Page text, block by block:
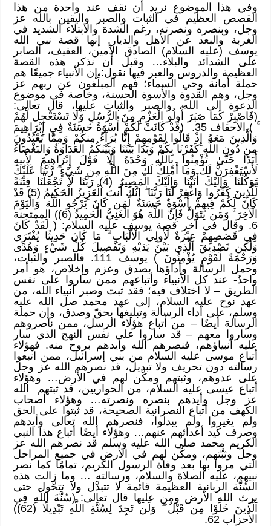
وفي هذا الموضوع نريد أن نقف عند واحدة من هذا
القصص العظيم في الثبات والصبر واليقين بالله عز
وجل، وبنصره ونصرته، رغم الشدة والابتلاء الشديد في
الغربة والبعد عن الأهل والديار. إنها قصة نبي الله
يوسف (عليه السلام) الصادق الأمين، العفيف، الصابر
على الشدائد والبلاء… وقبل أن نذكر هذه القصة
العظيمة والدروس والعبر فيها نقول: إن الأنبياء جميعًا هم
حملة أمانة وحي السماء؛ فهم المبلِّغون عن ربهم عز
وجل، وهم القدوة والأسوة الحسنة، وخاصة في موضوع
الدعوة إلى الله، والصبر والثبات عليها، قال تعالى:
(فَاصْبِرْ كَمَا صَبَرَ أُولُو الْعَزْمِ مِنَ الرُّسُلِ وَلَا تَسْتَعْجِل لَّهُمْ
ۚ ) الأحقاف 35. (قَدْ كَانَتْ لَكُمْ أُسْوَةٌ حَسَنَةٌ فِي إِبْرَاهِيمَ
وَالَّذِينَ مَعَهُ إِذْ قَالُوا لِقَوْمِهِمْ إِنَّا بُرَآءُ مِنكُمْ وَمِمَّا تَعْبُدُونَ
مِن دُونِ اللَّهِ كَفَرْنَا بِكُمْ وَبَدَا بَيْنَنَا وَبَيْنَكُمُ الْعَدَاوَةُ وَالْبَغْضَاءُ
أَبَدًا حَتَّىٰ تُؤْمِنُوا بِاللَّهِ وَحْدَهُ إِلَّا قَوْلَ إِبْرَاهِيمَ لِأَبِيهِ
لَأَسْتَغْفِرَنَّ لَكَ وَمَا أَمْلِكُ لَكَ مِنَ اللَّهِ مِن شَيْءٍ ۖ رَّبَّنَا عَلَيْكَ
تَوَكَّلْنَا وَإِلَيْكَ أَنَبْنَا وَإِلَيْكَ الْمَصِيرُ (4) رَبَّنَا لَا تَجْعَلْنَا فِتْنَةً
لِّلَّذِينَ كَفَرُوا وَاغْفِرْ لَنَا رَبَّنَا ۖ إِنَّكَ أَنتَ الْعَزِيزُ الْحَكِيمُ (5) قَدْ
كَانَ لَكُمْ فِيهِمْ أُسْوَةٌ حَسَنَةٌ لِّمَن كَانَ يَرْجُو اللَّهَ وَالْيَوْمَ
الْآخِرَ ۚ وَمَن يَتَوَلَّ فَإِنَّ اللَّهَ هُوَ الْغَنِيُّ الْحَمِيدُ (6)) الممتحنة
6. وقال في آخر قصة يوسف عليه السلام: ( لَقَدْ كَانَ
فِي قَصَصِهِمْ عِبْرَةٌ لِّأُولِي الْأَلْبَابِ ۗ مَا كَانَ حَدِيثًا يُفْتَرَىٰ
وَلَٰكِن تَصْدِيقَ الَّذِي بَيْنَ يَدَيْهِ وَتَفْصِيلَ كُلِّ شَيْءٍ وَهُدًى
وَرَحْمَةً لِّقَوْمٍ يُؤْمِنُونَ ) يوسف 111. فالصبر والثبات،
وحمل الرسالة وأداؤها بصدق وعزم وإخلاص، هو أمر
واحدٌ- عند كل الأنبياء وأتباعهم ممن ساروا على نفس
الطريق – لا اختلاف فيه؛ فقد ثبت وصبر أنبياء الله، من
عهد نوح عليه السلام، إلى عهد محمد صل الله عليه
وسلم، على أداء الرسالة وتبليغها بحقّ وصدق، وإن حملة
الرسالة أيضًا – من أتباع هؤلاء الرسل، ممن ناصروهم
وساروا معهم – قد ساروا على نفس النهج الذي سار
عليه أنبياؤهم، فنصرهم الله وأيدهم بروح منه. فهؤلاء
أتباع موسى عليه السلام من بني إسرائيل، ممن اتبعوا
رسالته دون تحريف ولا تبديل، قد نصرهم الله عز وجل
على عدوهم، وثبتهم ومكّن لهم في الأرض… وهؤلاء
أتباع عيسى عليه السلام، من الحواريين، قد ثبتهم الله
عز وجل وأيدهم بنصره ونصرته… وهؤلاء أصحاب
الكهف من أتباع النصرانية الصحيحة، قد ثبتوا على الحق
ولم يغيروا ولم يبدلوا، فنصرهم الله تعالى وأيدهم
وصرف كيد أعدائهم عنهم… وهؤلاء أيضًا أتباع هذا النبي
الكريم محمد صلى الله عليه وسلم قد نصرهم الله عز
وجل وثبَّتهم، ومكَّن لهم في الأرض في جميع المراحل
التي مروا بها بعد وفاة الرسول الكريم، تمامًا كما نصر
نبيهم، عليه الصلاة والسلام، ورسالته … وما زالت هذه
السُنَّة الربانية العظيمة قائمة لا تتبدَّل ولا تتحَّول حتى
يرث الله الأرض ومن عليها قال تعالى: (سُنَّةَ اللَّهِ فِي
الَّذِينَ خَلَوْا مِن قَبْلُ ۖ وَلَن تَجِدَ لِسُنَّةِ اللَّهِ تَبْدِيلًا (62))
الأحزاب 62.